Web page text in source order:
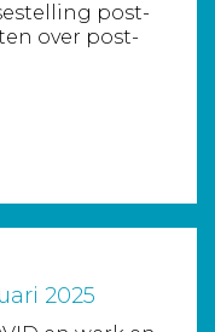
post-
over post-
2025